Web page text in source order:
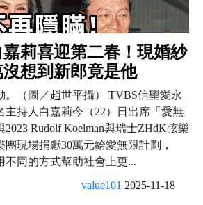
莉喜迎第二春！現婚紗
想到新郎竟是他
。（圖／趙世平攝） TVBS信望愛永
主持人白嘉莉今（22）日出席「愛無
Rudolf Koelman與瑞士ZHdK弦樂
團現場捐獻30萬元給愛無限計劃，
不同的方式幫助社會上更...
value101 2025-11-18